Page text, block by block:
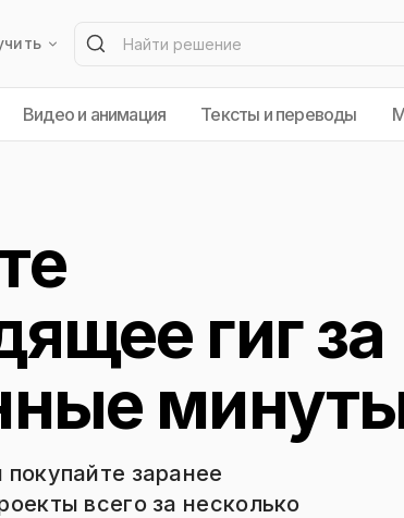
Видео и анимация Тексты и переводы
гиг за
заранее
всего за несколько